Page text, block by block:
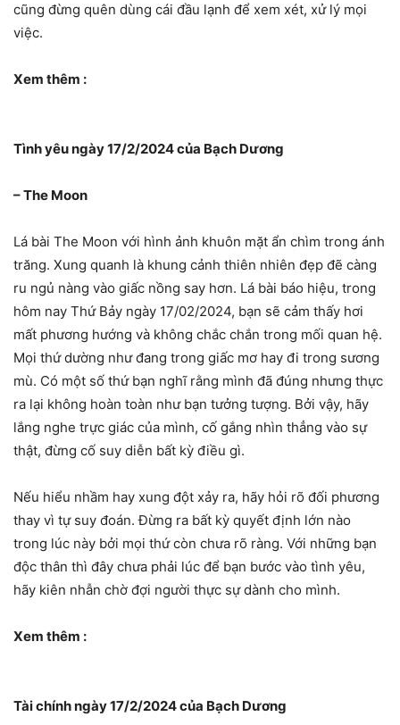
cũng đừng quên dùng cái đầu lạnh để xem xét, xử lý mọi
việc.
Xem thêm :
Tình yêu ngày 17/2/2024 của Bạch Dương
– The Moon
Lá bài The Moon với hình ảnh khuôn mặt ẩn chìm trong ánh
trăng. Xung quanh là khung cảnh thiên nhiên đẹp đẽ càng
ru ngủ nàng vào giấc nồng say hơn. Lá bài báo hiệu, trong
hôm nay Thứ Bảy ngày 17/02/2024, bạn sẽ cảm thấy hơi
mất phương hướng và không chắc chắn trong mối quan hệ.
Mọi thứ dường như đang trong giấc mơ hay đi trong sương
mù. Có một số thứ bạn nghĩ rằng mình đã đúng nhưng thực
ra lại không hoàn toàn như bạn tưởng tượng. Bởi vậy, hãy
lắng nghe trực giác của mình, cố gắng nhìn thẳng vào sự
thật, đừng cố suy diễn bất kỳ điều gì.
Nếu hiểu nhầm hay xung đột xảy ra, hãy hỏi rõ đối phương
thay vì tự suy đoán. Đừng ra bất kỳ quyết định lớn nào
trong lúc này bởi mọi thứ còn chưa rõ ràng. Với những bạn
độc thân thì đây chưa phải lúc để bạn bước vào tình yêu,
hãy kiên nhẫn chờ đợi người thực sự dành cho mình.
Xem thêm :
Tài chính ngày 17/2/2024 của Bạch Dương